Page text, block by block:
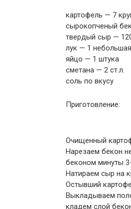
картофель — 7
сырокопченый
твердый сыр —
лук — 1
яйцо — 1 штука
сметана — 2 ст.л.
соль по вкусу
Приготовление:
Очищенный
Нарезаем бекон
беконом минуты
Натираем сыр на
Остывший
Выкладываем
кладем слой